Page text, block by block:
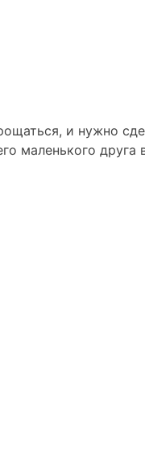
и нужно
маленького друга